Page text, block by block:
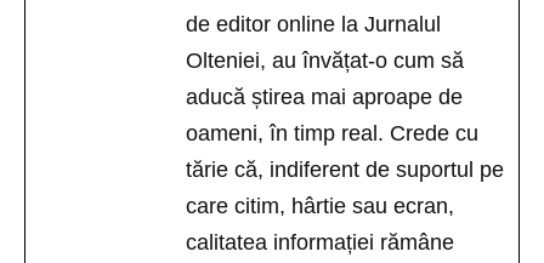
de editor online la Jurnalul
Olteniei, au învățat-o cum să
aducă știrea mai aproape de
oameni, în timp real. Crede cu
tărie că, indiferent de suportul pe
care citim, hârtie sau ecran,
calitatea informației rămâne